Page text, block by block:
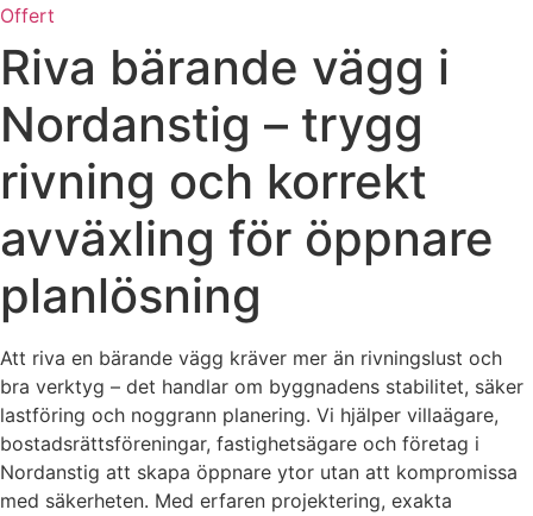
Offert
Riva bärande vägg i
Nordanstig – trygg
rivning och korrekt
avväxling för öppnare
planlösning
Att riva en bärande vägg kräver mer än rivningslust och
bra verktyg – det handlar om byggnadens stabilitet, säker
lastföring och noggrann planering. Vi hjälper villaägare,
bostadsrättsföreningar, fastighetsägare och företag i
Nordanstig att skapa öppnare ytor utan att kompromissa
med säkerheten. Med erfaren projektering, exakta